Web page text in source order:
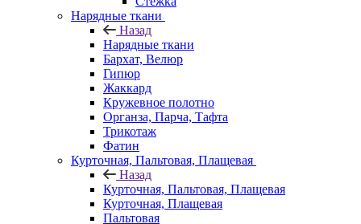
Нарядные ткани
Назад
Нарядные ткани
Бархат, Велюр
Гипюр
Жаккард
Кружевное полотно
Органза, Парча, Тафта
Трикотаж
Фатин
Курточная, Пальтовая, Плащевая
Назад
Курточная, Пальтовая, Плащевая
Курточная, Плащевая
Пальтовая